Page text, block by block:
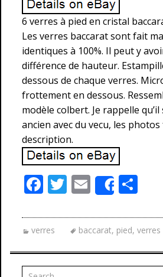
6 verres à pied en cristal
Les verres baccarat sont fait
identiques à 100%. Il peut y
différence de hauteur.
dessous de chaque verres.
frottement en dessous.
modèle colbert. Je rappelle
ancien avec du vecu, les
description.
F
e
b
o
T
itt
er
E
m
ai
l
Share
ta
g
er
verres baccarat, pied, verres